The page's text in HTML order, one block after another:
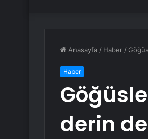
Anasayfa / Haber /
Haber
derin